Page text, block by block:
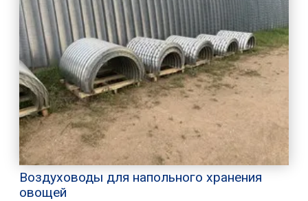
Воздуховоды для напольного хранения
овощей